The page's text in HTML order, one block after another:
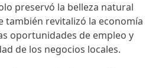
preservó la belleza natural
también revitalizó la economía
oportunidades de empleo y
de los negocios locales.